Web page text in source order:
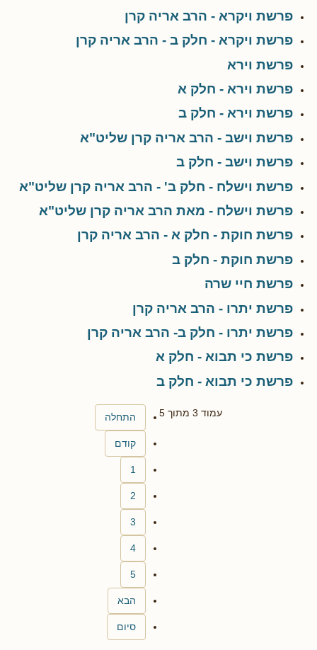
פרשת ויקרא - הרב אריה קרן
פרשת ויקרא - חלק ב - הרב אריה קרן
פרשת וירא
פרשת וירא - חלק א
פרשת וירא - חלק ב
פרשת וישב - הרב אריה קרן שליט"א
פרשת וישב - חלק ב
פרשת וישלח - חלק ב' - הרב אריה קרן שליט"א
פרשת וישלח - מאת הרב אריה קרן שליט"א
פרשת חוקת - חלק א - הרב אריה קרן
פרשת חוקת - חלק ב
פרשת חיי שרה
פרשת יתרו - הרב אריה קרן
פרשת יתרו - חלק ב- הרב אריה קרן
פרשת כי תבוא - חלק א
פרשת כי תבוא - חלק ב
עמוד 3 מתוך 5 התחלה
קודם
1
2
3
4
5
הבא
סיום